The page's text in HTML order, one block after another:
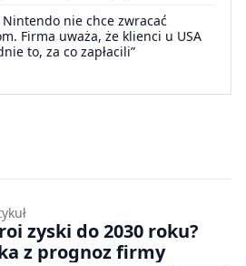
Nintendo nie chce zwracać
Firma uważa, że klienci u USA
to, za co zapłacili”
zyski do 2030 roku?
z prognoz firmy